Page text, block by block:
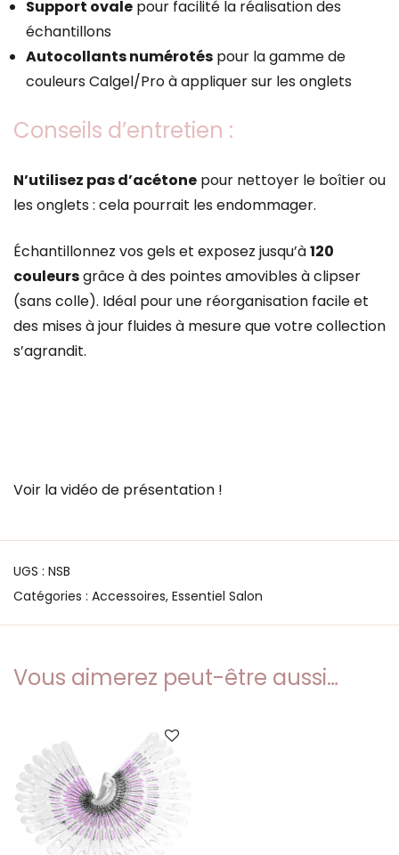
Support ovale pour facilité la réalisation des
échantillons
Autocollants numérotés pour la gamme de
couleurs Calgel/Pro à appliquer sur les onglets
Conseils d’entretien :
N’utilisez pas d’acétone pour nettoyer le boîtier ou
les onglets : cela pourrait les endommager.
Échantillonnez vos gels et exposez jusqu’à120
couleursgrâce à des pointes amovibles à clipser
(sans colle). Idéal pour une réorganisation facile et
des mises à jour fluides à mesure que votre collection
s’agrandit.
Voir la vidéo de présentation !
UGS : NSB
Catégories : Accessoires, Essentiel Salon
Vous aimerez peut-être aussi…